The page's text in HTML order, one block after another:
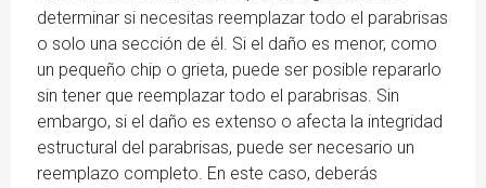
determinar si necesitas reemplazar todo el parabrisas
o solo una sección de él. Si el daño es menor, como
un pequeño chip o grieta, puede ser posible repararlo
sin tener que reemplazar todo el parabrisas. Sin
embargo, si el daño es extenso o afecta la integridad
estructural del parabrisas, puede ser necesario un
reemplazo completo. En este caso, deberás